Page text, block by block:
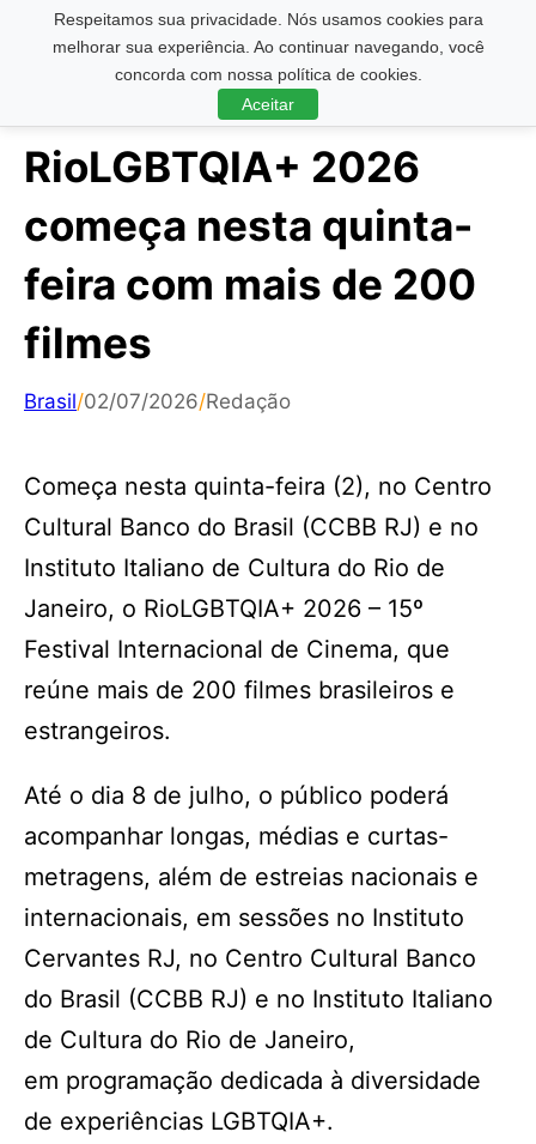
Respeitamos sua privacidade. Nós usamos cookies para
melhorar sua experiência. Ao continuar navegando, você
concorda com nossa política de cookies.
Aceitar
Pesquisar ...
RioLGBTQIA+ 2026
começa nesta quinta-
feira com mais de 200
filmes
Brasil/02/07/2026/Redação
Começa nesta quinta-feira (2), no Centro
Cultural Banco do Brasil (CCBB RJ) e no
Instituto Italiano de Cultura do Rio de
Janeiro, o RioLGBTQIA+ 2026 – 15º
Festival Internacional de Cinema, que
reúne mais de 200 filmes brasileiros e
estrangeiros.
Até o dia 8 de julho, o público poderá
acompanhar longas, médias e curtas-
metragens, além de estreias nacionais e
internacionais, em sessões no Instituto
Cervantes RJ, no Centro Cultural Banco
do Brasil (CCBB RJ) e no Instituto Italiano
de Cultura do Rio de Janeiro,
em programação dedicada à diversidade
de experiências LGBTQIA+.